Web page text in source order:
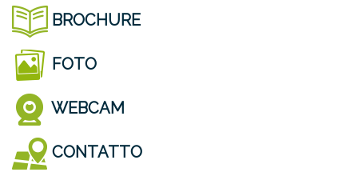
BROCHURE
FOTO
WEBCAM
CONTATTO